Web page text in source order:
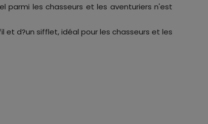
parmi les chasseurs et les aventuriers n'est
d?un sifflet, idéal pour les chasseurs et les